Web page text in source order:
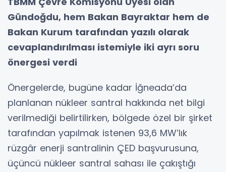
Gündoğdu, hem Bakan Bayraktar hem de
Bakan Kurum tarafından yazılı olarak
cevaplandırılması istemiyle iki ayrı soru
önergesi verdi
Önergelerde, bugüne kadar İğneada’da
planlanan nükleer santral hakkında net bilgi
verilmediği belirtilirken, bölgede özel bir şirket
tarafından yapılmak istenen 93,6 MW’lık
rüzgâr enerji santralinin ÇED başvurusuna,
üçüncü nükleer santral sahası ile çakıştığı